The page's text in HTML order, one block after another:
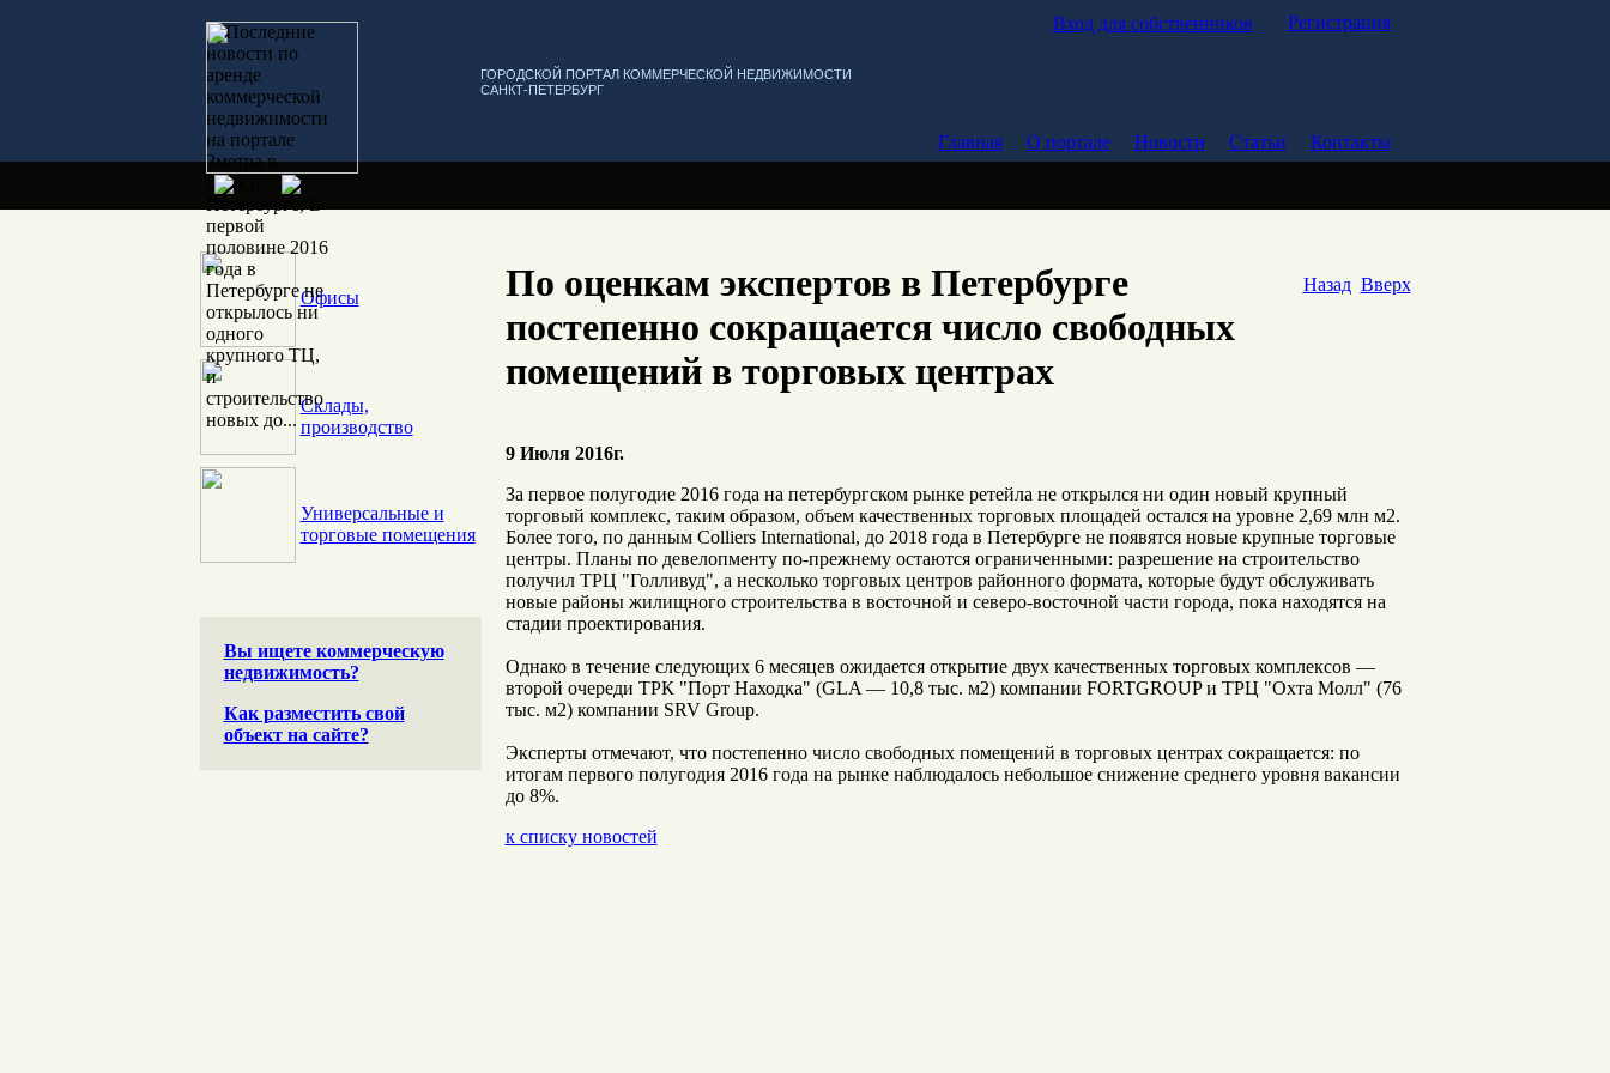
Вход для собственников Регистрация
ГОРОДСКОЙ ПОРТАЛ КОММЕРЧЕСКОЙ НЕДВИЖИМОСТИ
САНКТ-ПЕТЕРБУРГ
Главная О портале Новости Статьи Контакты
Офисы
Склады,
производство
Универсальные и
торговые помещения
Вы ищете коммерческую
недвижимость?
Как разместить свой
объект на сайте?
По оценкам экспертов в Петербурге
постепенно сокращается число свободных
помещений в торговых центрах
Назад Вверх
9 Июля 2016г.
За первое полугодие 2016 года на петербургском рынке ретейла не открылся ни один новый крупный
торговый комплекс, таким образом, объем качественных торговых площадей остался на уровне 2,69 млн м2.
Более того, по данным Colliers International, до 2018 года в Петербурге не появятся новые крупные торговые
центры. Планы по девелопменту по-прежнему остаются ограниченными: разрешение на строительство
получил ТРЦ "Голливуд", а несколько торговых центров районного формата, которые будут обслуживать
новые районы жилищного строительства в восточной и северо-восточной части города, пока находятся на
стадии проектирования.
Однако в течение следующих 6 месяцев ожидается открытие двух качественных торговых комплексов —
второй очереди ТРК "Порт Находка" (GLA — 10,8 тыс. м2) компании FORTGROUP и ТРЦ "Охта Молл" (76
тыс. м2) компании SRV Group.
Эксперты отмечают, что постепенно число свободных помещений в торговых центрах сокращается: по
итогам первого полугодия 2016 года на рынке наблюдалось небольшое снижение среднего уровня вакансии
до 8%.
к списку новостей